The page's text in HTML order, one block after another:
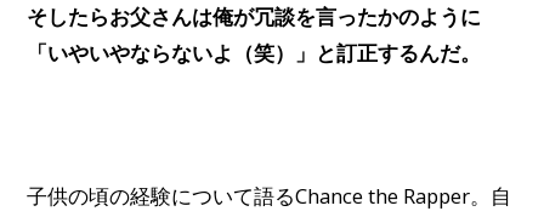
そしたらお父さんは俺が冗談を言ったかのように
「いやいやならないよ（笑）」と訂正するんだ。
子供の頃の経験について語るChance the Rapper。自